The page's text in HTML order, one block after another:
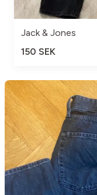
Jack & Jones
150 SEK